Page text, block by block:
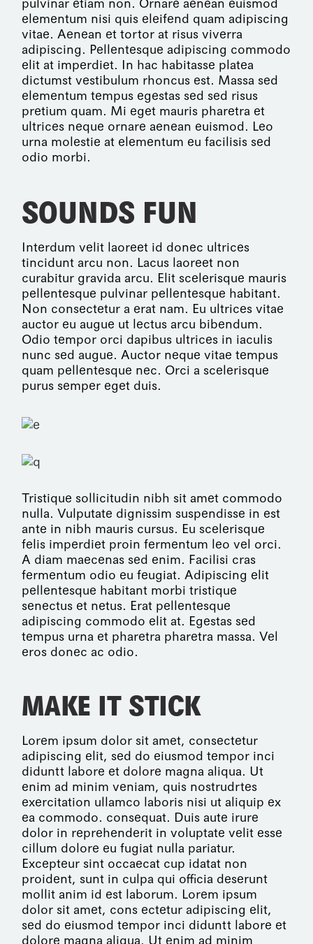
pulvinar etiam non. Ornare aenean euismod
elementum nisi quis eleifend quam adipiscing
vitae. Aenean et tortor at risus viverra
adipiscing. Pellentesque adipiscing commodo
elit at imperdiet. In hac habitasse platea
dictumst vestibulum rhoncus est. Massa sed
elementum tempus egestas sed sed risus
pretium quam. Mi eget mauris pharetra et
ultrices neque ornare aenean euismod. Leo
urna molestie at elementum eu facilisis sed
odio morbi.
SOUNDS FUN
Interdum velit laoreet id donec ultrices
tincidunt arcu non. Lacus laoreet non
curabitur gravida arcu. Elit scelerisque mauris
pellentesque pulvinar pellentesque habitant.
Non consectetur a erat nam. Eu ultrices vitae
auctor eu augue ut lectus arcu bibendum.
Odio tempor orci dapibus ultrices in iaculis
nunc sed augue. Auctor neque vitae tempus
quam pellentesque nec. Orci a scelerisque
purus semper eget duis.
Tristique sollicitudin nibh sit amet commodo
nulla. Vulputate dignissim suspendisse in est
ante in nibh mauris cursus. Eu scelerisque
felis imperdiet proin fermentum leo vel orci.
A diam maecenas sed enim. Facilisi cras
fermentum odio eu feugiat. Adipiscing elit
pellentesque habitant morbi tristique
senectus et netus. Erat pellentesque
adipiscing commodo elit at. Egestas sed
tempus urna et pharetra pharetra massa. Vel
eros donec ac odio.
MAKE IT STICK
Lorem ipsum dolor sit amet, consectetur
adipiscing elit, sed do eiusmod tempor inci
diduntt labore et dolore magna aliqua. Ut
enim ad minim veniam, quis nostrudrtes
exercitation ullamco laboris nisi ut aliquip ex
ea commodo. consequat. Duis aute irure
dolor in reprehenderit in voluptate velit esse
cillum dolore eu fugiat nulla pariatur.
Excepteur sint occaecat cup idatat non
proident, sunt in culpa qui officia deserunt
mollit anim id est laborum. Lorem ipsum
dolor sit amet, cons ectetur adipiscing elit,
sed do eiusmod tempor inci diduntt labore et
dolore magna aliqua. Ut enim ad minim